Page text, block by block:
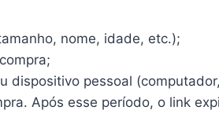
nome, idade, etc.);
dispositivo pessoal
Após esse período, o link